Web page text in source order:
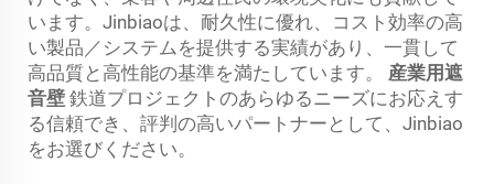
います。Jinbiaoは、耐久性に優れ、コスト効率の高
い製品／システムを提供する実績があり、一貫して
高品質と高性能の基準を満たしています。 産業用遮
音壁 鉄道プロジェクトのあらゆるニーズにお応えす
る信頼でき、評判の高いパートナーとして、Jinbiao
をお選びください。